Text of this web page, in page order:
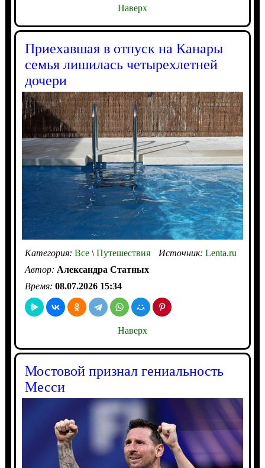
Наверх
Приехавшая в отпуск на Канары
семья лишилась четырехлетней
дочери
Категория: Все\Путешествия Источник: Lenta.ru
Автор: Александра Статных
Время: 08.07.2026 15:34
Наверх
Мостовой признал гениальность
Месси